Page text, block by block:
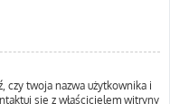
czy twoja nazwa użytkownika i
się z właścicielem witryny